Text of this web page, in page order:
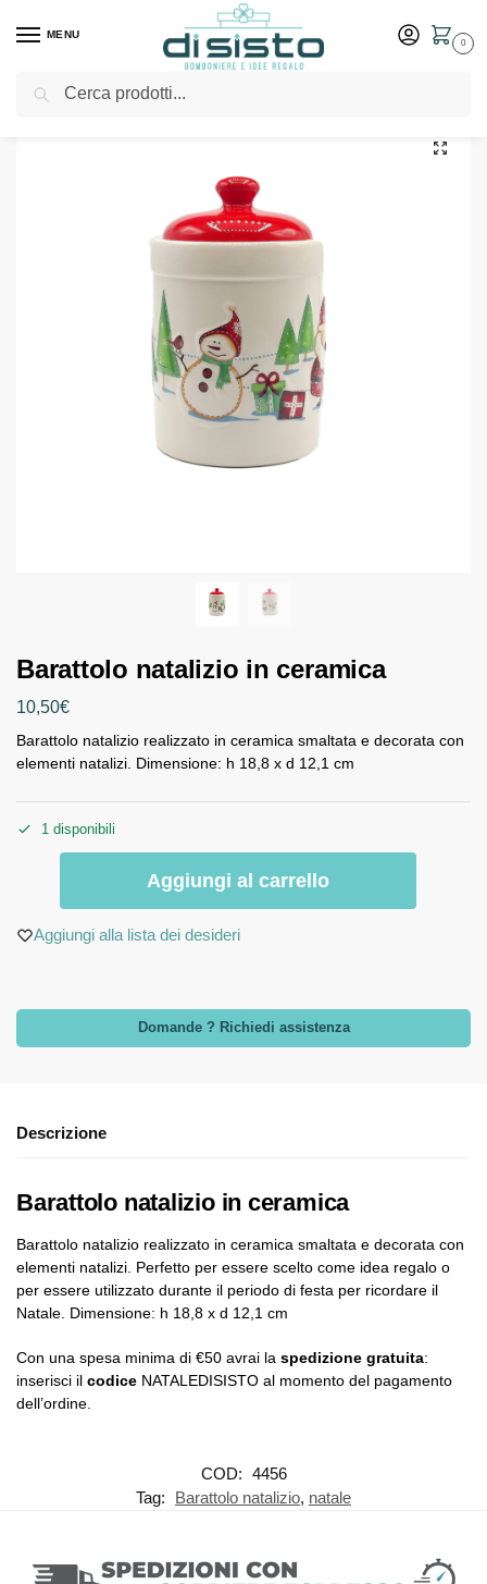
MENU
0
Home Shop Barattolo natalizio in ceramica
Barattolo natalizio in ceramica
10,50€
Barattolo natalizio realizzato in ceramica smaltata e decorata con
elementi natalizi. Dimensione: h 18,8 x d 12,1 cm
1 disponibili
Aggiungi al carrello
Aggiungi alla lista dei desideri
Domande ? Richiedi assistenza
Descrizione
Barattolo natalizio in ceramica
Barattolo natalizio realizzato in ceramica smaltata e decorata con
elementi natalizi. Perfetto per essere scelto come idea regalo o
per essere utilizzato durante il periodo di festa per ricordare il
Natale. Dimensione: h 18,8 x d 12,1 cm
Con una spesa minima di €50 avrai la spedizione gratuita:
inserisci il codice NATALEDISISTO al momento del pagamento
dell’ordine.
COD: 4456
Tag:
Barattolo natalizio, natale